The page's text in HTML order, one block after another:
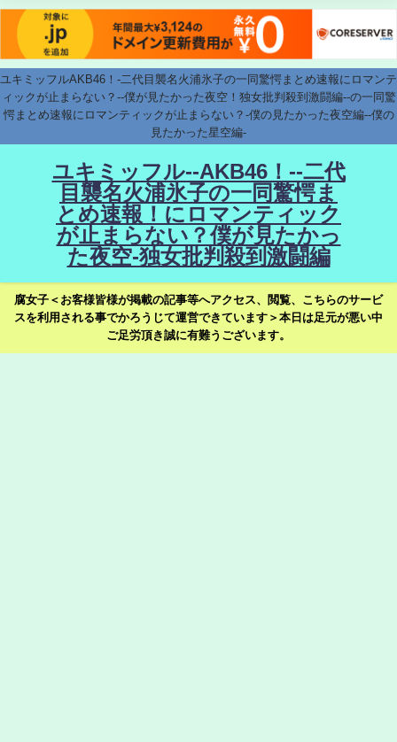
ユキミッフルAKB46！-二代目襲名火浦氷子の一同驚愕まとめ速報にロマンテ
ィックが止まらない？--僕が見たかった夜空！独女批判殺到激闘編--の一同驚
愕まとめ速報にロマンティックが止まらない？-僕の見たかった夜空編--僕の
見たかった星空編-
ユキミッフル--AKB46！--二代
目襲名火浦氷子の一同驚愕ま
とめ速報！にロマンティック
が止まらない？僕が見たかっ
た夜空-独女批判殺到激闘編
腐女子＜お客様皆様が掲載の記事等へアクセス、閲覧、こちらのサービ
スを利用される事でかろうじて運営できています＞本日は足元が悪い中
ご足労頂き誠に有難うございます。